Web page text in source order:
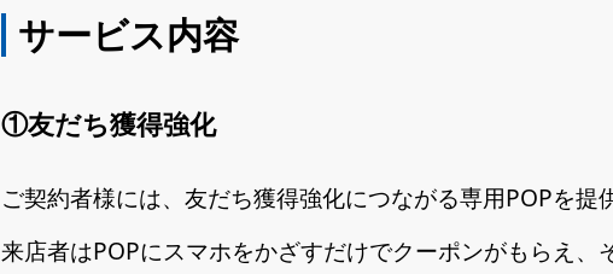
サービス内容
①友だち獲得強化
ご契約者様には、友だち獲得強化につながる専用POPを提
来店者はPOPにスマホをかざすだけでクーポンがもらえ